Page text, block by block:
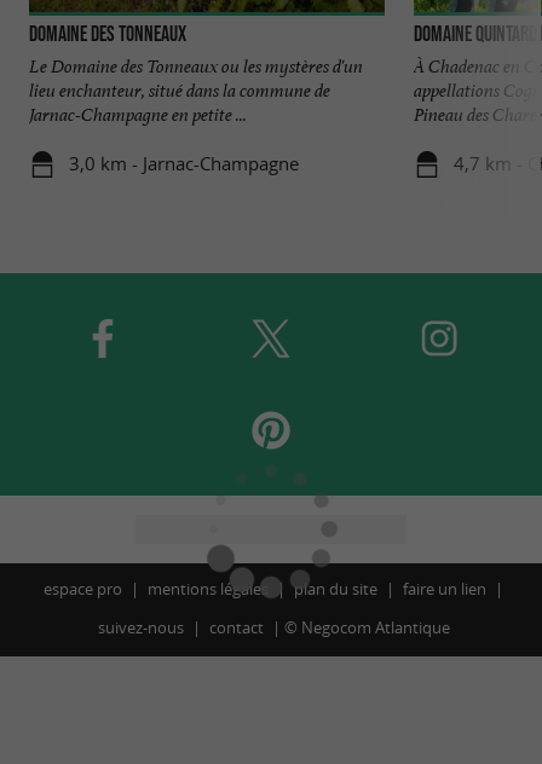
Domaine des Tonneaux
Le Domaine des Tonneaux ou les mystères d'un
lieu enchanteur, situé dans la commune de
Jarnac-Champagne en petite ...
3,0 km - Jarnac-Champagne
Domaine
À Chadenac en
appellations
Pineau des
4,7 km -
espace pro mentions légales plan du site
faire un lien
suivez-nous
contact © Negocom Atlantique